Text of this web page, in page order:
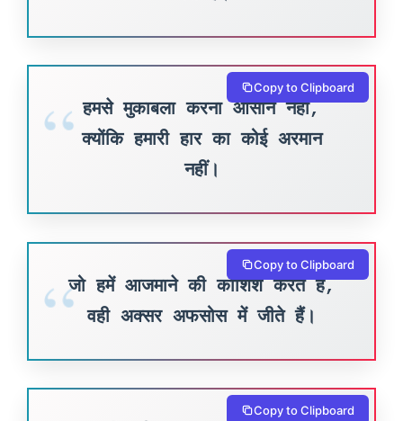
हमसे मुकाबला करना आसान नहीं,
क्योंकि हमारी हार का कोई अरमान
नहीं।
Copy to Clipboard
जो हमें आजमाने की कोशिश करते हैं,
वही अक्सर अफसोस में जीते हैं।
Copy to Clipboard
Copy to Clipboard